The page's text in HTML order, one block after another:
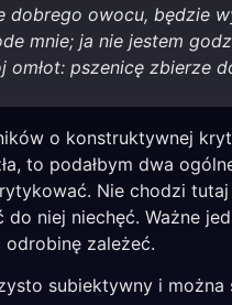
owocu, będzie
mnie; ja nie jestem
omłot: pszenicę zbierze
o konstruktywnej
to podałbym dwa
Nie chodzi
niej niechęć. Ważne
zależeć.
subiektywny i